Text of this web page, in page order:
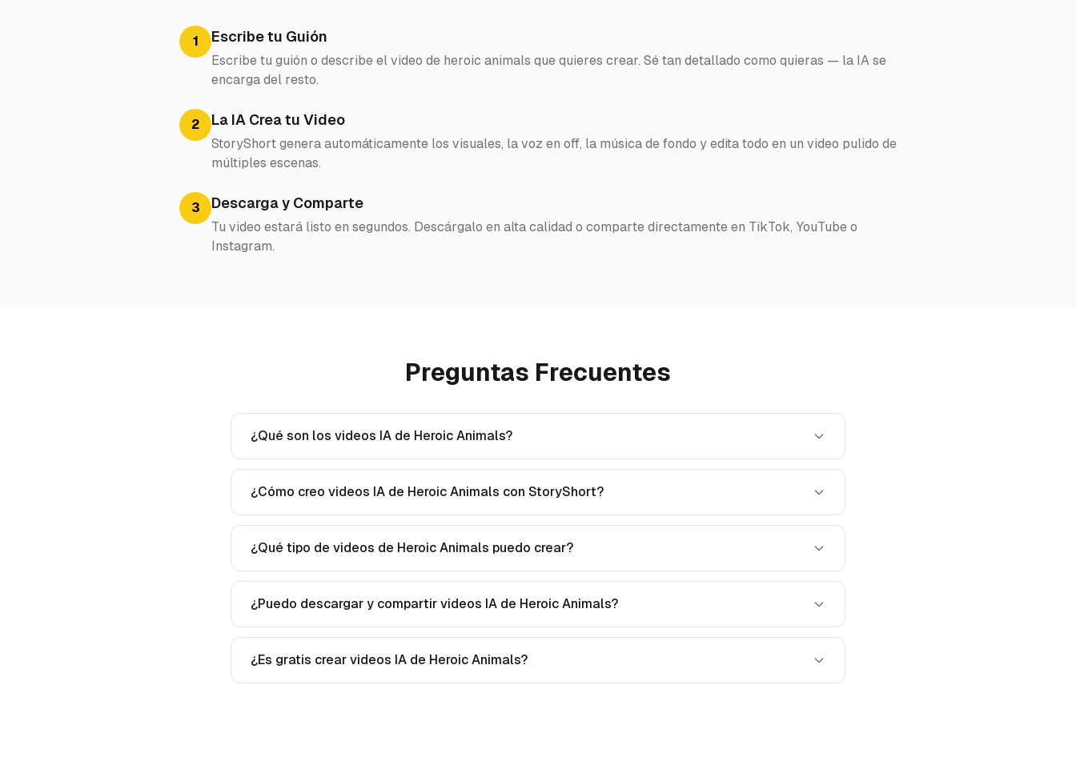
1 Escribe tu Guión
Escribe tu guión o describe el video de heroic animals que quieres crear. Sé tan detallado como quieras — la IA se
encarga del resto.
2 La IA Crea tu Video
StoryShort genera automáticamente los visuales, la voz en off, la música de fondo y edita todo en un video pulido de
múltiples escenas.
3 Descarga y Comparte
Tu video estará listo en segundos. Descárgalo en alta calidad o comparte directamente en TikTok, YouTube o
Instagram.
Preguntas Frecuentes
¿Qué son los videos IA de Heroic Animals?
¿Cómo creo videos IA de Heroic Animals con StoryShort?
¿Qué tipo de videos de Heroic Animals puedo crear?
¿Puedo descargar y compartir videos IA de Heroic Animals?
¿Es gratis crear videos IA de Heroic Animals?